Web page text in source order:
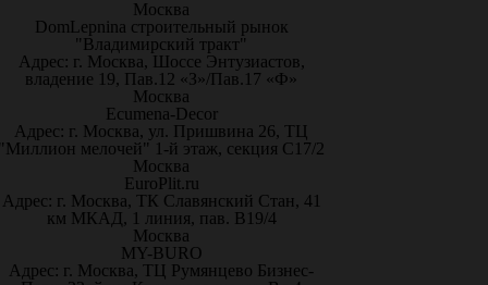
Москва
DomLepnina строительный рынок
"Владимирский тракт"
Адрес: г. Москва, Шоссе Энтузиастов,
владение 19, Пав.12 «З»/Пав.17 «Ф»
Москва
Ecumena-Decor
Адрес: г. Москва, ул. Пришвина 26, ТЦ
мелочей" 1-й этаж, секция С17/2
Москва
EuroPlit.ru
Адрес: г. Москва, ТК Славянский Стан, 41
км МКАД, 1 линия, пав. В19/4
Москва
MY-BURO
Адрес: г. Москва, ТЦ Румянцево Бизнес-